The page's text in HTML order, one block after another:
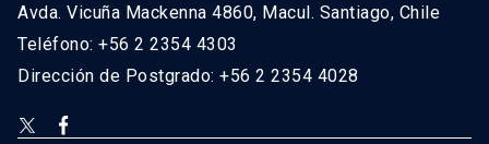
Avda. Vicuña Mackenna 4860, Macul. Santiago, Chile
Teléfono: +56 2 2354 4303
Dirección de Postgrado: +56 2 2354 4028